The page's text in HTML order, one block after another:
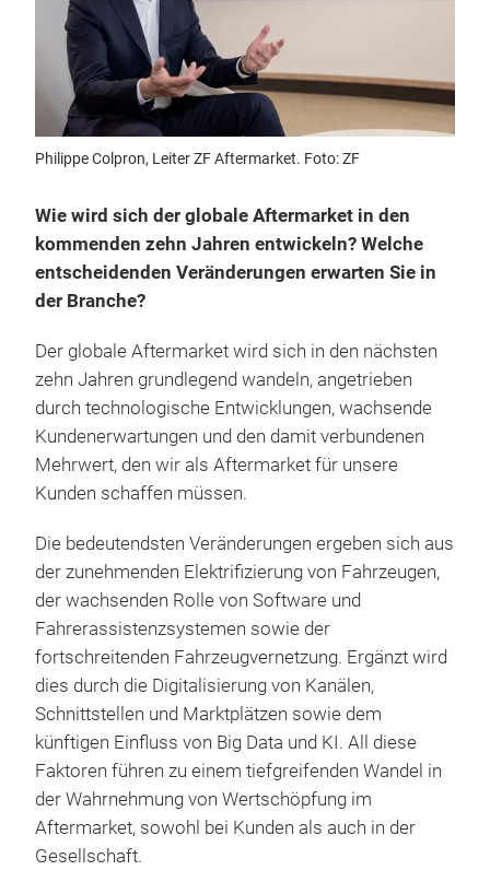
Philippe Colpron, Leiter ZF Aftermarket. Foto: ZF
Wie wird sich der globale Aftermarket in den
kommenden zehn Jahren entwickeln? Welche
entscheidenden Veränderungen erwarten Sie in
der Branche?
Der globale Aftermarket wird sich in den nächsten
zehn Jahren grundlegend wandeln, angetrieben
durch technologische Entwicklungen, wachsende
Kundenerwartungen und den damit verbundenen
Mehrwert, den wir als Aftermarket für unsere
Kunden schaffen müssen.
Die bedeutendsten Veränderungen ergeben sich aus
der zunehmenden Elektrifizierung von Fahrzeugen,
der wachsenden Rolle von Software und
Fahrerassistenzsystemen sowie der
fortschreitenden Fahrzeugvernetzung. Ergänzt wird
dies durch die Digitalisierung von Kanälen,
Schnittstellen und Marktplätzen sowie dem
künftigen Einfluss von Big Data und KI. All diese
Faktoren führen zu einem tiefgreifenden Wandel in
der Wahrnehmung von Wertschöpfung im
Aftermarket, sowohl bei Kunden als auch in der
Gesellschaft.